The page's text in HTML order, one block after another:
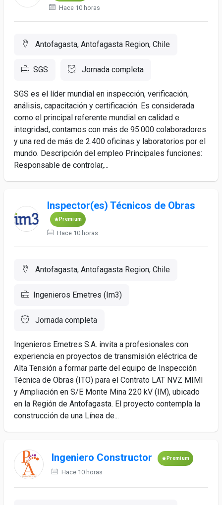
Hace 10 horas
Antofagasta, Antofagasta Region, Chile
SGS Jornada completa
SGS es el líder mundial en inspección, verificación,
análisis, capacitación y certificación. Es considerada
como el principal referente mundial en calidad e
integridad, contamos con más de 95.000 colaboradores
y una red de más de 2.400 oficinas y laboratorios por el
mundo. Descripción del empleo Principales funciones:
Responsable de controlar,...
Inspector(es) Técnicos de Obras
Premium
Hace 10 horas
Antofagasta, Antofagasta Region, Chile
Ingenieros Emetres (Im3)
Jornada completa
Ingenieros Emetres S.A. invita a profesionales con
experiencia en proyectos de transmisión eléctrica de
Alta Tensión a formar parte del equipo de Inspección
Técnica de Obras (ITO) para el Contrato LAT NVZ MIMI
y Ampliación en S/E Monte Mina 220 kV (IM), ubicado
en la Región de Antofagasta. El proyecto contempla la
construcción de una Línea de...
Ingeniero Constructor Premium
Hace 10 horas